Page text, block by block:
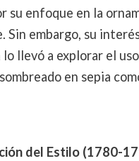
su enfoque en la
Sin embargo, su
llevó a explorar el
en sepia
del Estilo (1780-